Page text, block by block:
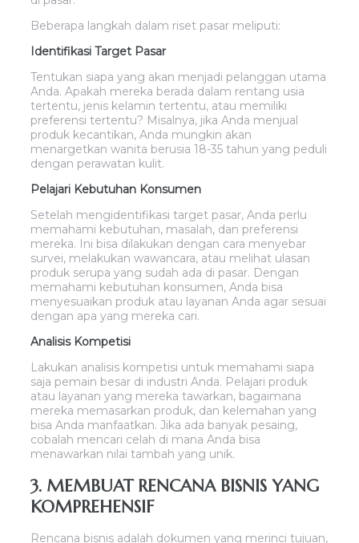
Beberapa langkah dalam riset pasar meliputi:
Identifikasi Target Pasar
Tentukan siapa yang akan menjadi pelanggan utama
Anda. Apakah mereka berada dalam rentang usia
tertentu, jenis kelamin tertentu, atau memiliki
preferensi tertentu? Misalnya, jika Anda menjual
produk kecantikan, Anda mungkin akan
menargetkan wanita berusia 18-35 tahun yang peduli
dengan perawatan kulit.
Pelajari Kebutuhan Konsumen
Setelah mengidentifikasi target pasar, Anda perlu
memahami kebutuhan, masalah, dan preferensi
mereka. Ini bisa dilakukan dengan cara menyebar
survei, melakukan wawancara, atau melihat ulasan
produk serupa yang sudah ada di pasar. Dengan
memahami kebutuhan konsumen, Anda bisa
menyesuaikan produk atau layanan Anda agar sesuai
dengan apa yang mereka cari.
Analisis Kompetisi
Lakukan analisis kompetisi untuk memahami siapa
saja pemain besar di industri Anda. Pelajari produk
atau layanan yang mereka tawarkan, bagaimana
mereka memasarkan produk, dan kelemahan yang
bisa Anda manfaatkan. Jika ada banyak pesaing,
cobalah mencari celah di mana Anda bisa
menawarkan nilai tambah yang unik.
3. MEMBUAT RENCANA BISNIS YANG
KOMPREHENSIF
Rencana bisnis adalah dokumen yang merinci tujuan,